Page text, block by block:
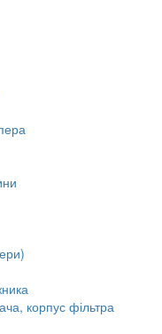
корпус фільтра